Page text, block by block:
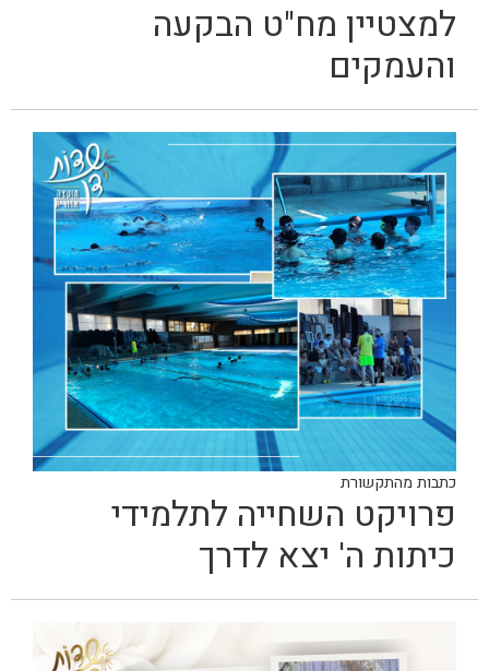
למצטיין מח"ט הבקעה
והעמקים
כתבות מהתקשורת
פרויקט השחייה לתלמידי
כיתות ה' יצא לדרך